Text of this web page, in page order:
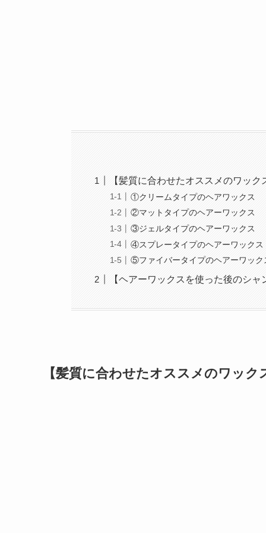
【髪質に合わせたオススメのワック
①クリームタイプのヘアワックス
②マットタイプのヘアーワックス
③ジェルタイプのヘアーワックス
④スプレータイプのヘアーワックス
⑤ファイバータイプのヘアーワック
【ヘアーワックスを使った後のシャ
【髪質に合わせたオススメのワック